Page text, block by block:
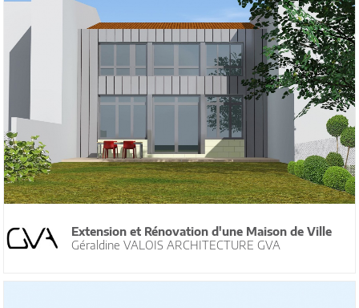
Extension et Rénovation d'une Maison de Ville
Géraldine VALOIS ARCHITECTURE GVA